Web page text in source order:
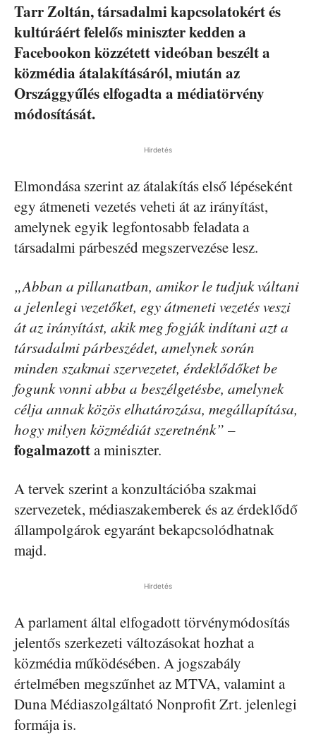
Tarr Zoltán, társadalmi kapcsolatokért és
kultúráért felelős miniszter kedden a
Facebookon közzétett videóban beszélt a
közmédia átalakításáról, miután az
Országgyűlés elfogadta a médiatörvény
módosítását.
Hirdetés
Elmondása szerint az átalakítás első lépéseként
egy átmeneti vezetés veheti át az irányítást,
amelynek egyik legfontosabb feladata a
társadalmi párbeszéd megszervezése lesz.
„Abban a pillanatban, amikor le tudjuk váltani
a jelenlegi vezetőket, egy átmeneti vezetés veszi
át az irányítást, akik meg fogják indítani azt a
társadalmi párbeszédet, amelynek során
minden szakmai szervezetet, érdeklődőket be
fogunk vonni abba a beszélgetésbe, amelynek
célja annak közös elhatározása, megállapítása,
hogy milyen közmédiát szeretnénk” –
fogalmazotta miniszter.
A tervek szerint a konzultációba szakmai
szervezetek, médiaszakemberek és az érdeklődő
állampolgárok egyaránt bekapcsolódhatnak
majd.
Hirdetés
A parlament által elfogadott törvénymódosítás
jelentős szerkezeti változásokat hozhat a
közmédia működésében. A jogszabály
értelmében megszűnhet az MTVA, valamint a
Duna Médiaszolgáltató Nonprofit Zrt. jelenlegi
formája is.